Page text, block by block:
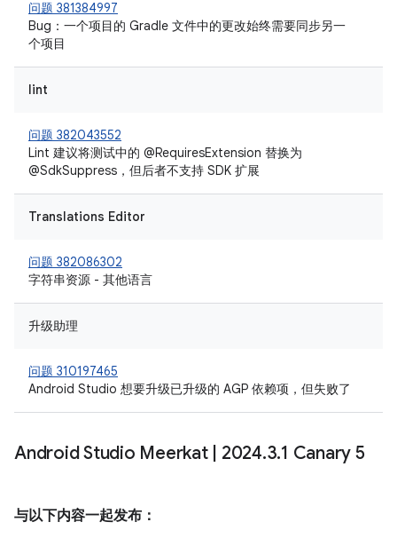
问题 381384997
Bug：一个项目的 Gradle 文件中的更改始终需要同步另一
个项目
lint
问题 382043552
Lint 建议将测试中的 @RequiresExtension 替换为
@SdkSuppress，但后者不支持 SDK 扩展
Translations Editor
问题 382086302
字符串资源 - 其他语言
升级助理
问题 310197465
Android Studio 想要升级已升级的 AGP 依赖项，但失败了
Android Studio Meerkat 2024.3.1 Canary 5
与以下内容一起发布：